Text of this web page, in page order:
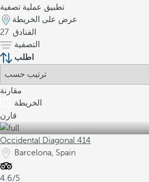
تطبيق عملية تصفية
عرض على الخريطة
27 الفنادق
التصفية
اطلب
مقارنة
الخريطة
قارن
Occidental Diagonal 414
Barcelona, Spain
4.6/5